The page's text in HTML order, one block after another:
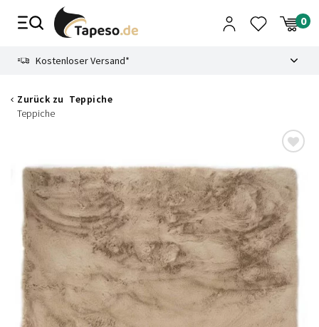
Zusammenbruch
Kostenloser Versand*
Zurück zu Teppiche
Teppiche